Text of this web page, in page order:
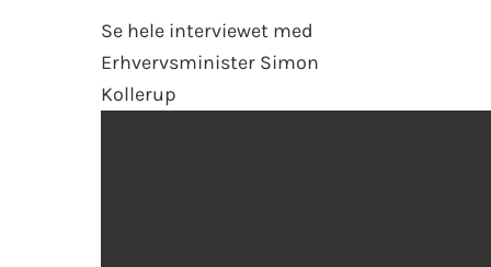
Se hele interviewet med
Erhvervsminister Simon
Kollerup